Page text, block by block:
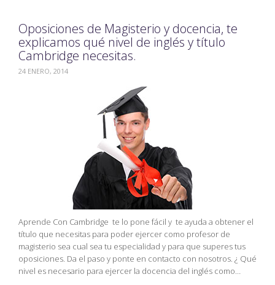
Oposiciones de Magisterio y docencia, te
explicamos qué nivel de inglés y título
Cambridge necesitas.
24 ENERO, 2014
Aprende Con Cambridge te lo pone fácil y te ayuda a obtener el
título que necesitas para poder ejercer como profesor de
magisterio sea cual sea tu especialidad y para que superes tus
oposiciones. Da el paso y ponte en contacto con nosotros. ¿ Qué
nivel es necesario para ejercer la docencia del inglés como…